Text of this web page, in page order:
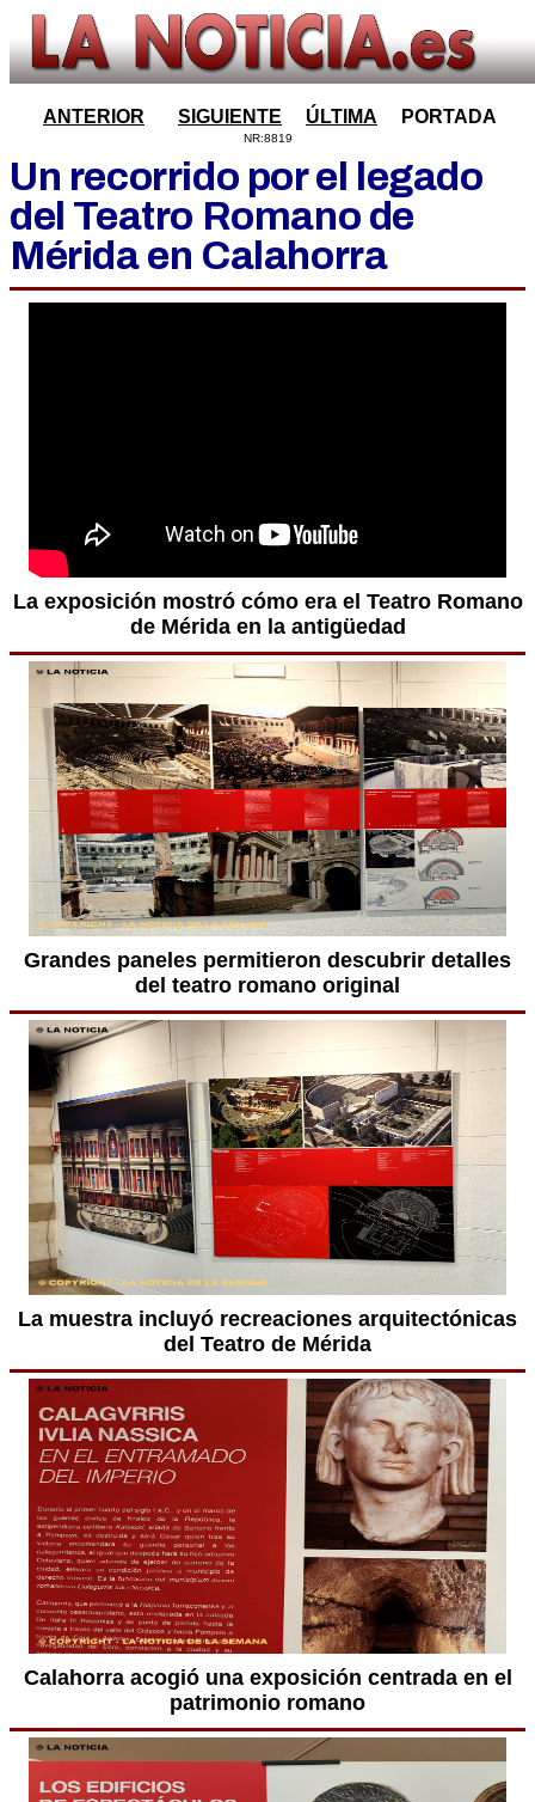
ANTERIOR SIGUIENTE ÚLTIMA PORTADA
NR:8819
Un recorrido por el legado
del Teatro Romano de
Mérida en Calahorra
La exposición mostró cómo era el Teatro Romano
de Mérida en la antigüedad
Grandes paneles permitieron descubrir detalles
del teatro romano original
La muestra incluyó recreaciones arquitectónicas
del Teatro de Mérida
Calahorra acogió una exposición centrada en el
patrimonio romano